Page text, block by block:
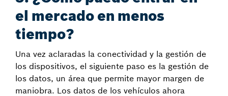
el mercado en menos
tiempo?
Una vez aclaradas la conectividad y la gestión de
los dispositivos, el siguiente paso es la gestión de
los datos, un área que permite mayor margen de
maniobra. Los datos de los vehículos ahora